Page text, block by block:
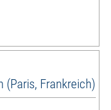
(Paris, Frankreich)